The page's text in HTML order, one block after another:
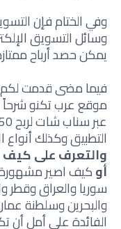
وفي الختام فإن
وسائل التسويق
يمكن حصد أرباح ممتازة قد تتجاوز 50
فيما مضى قدمت لكم
موقع عرب تكنو شرحاً
التطبيق وكذلك أنواع
والتعرف على كيف
أوكيف اصير
سوريا والعراق وقطر
والبحرين وسلطنة
الفائدة على أمل